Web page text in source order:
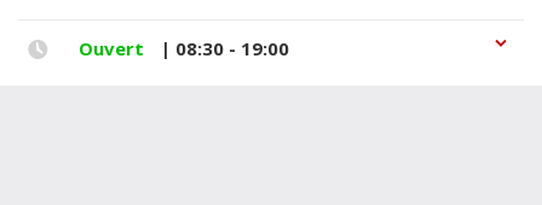
Ouvert | 08:30 - 19:00